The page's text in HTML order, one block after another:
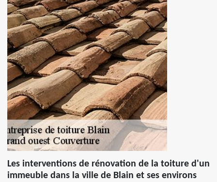
Les interventions de rénovation de la toiture d'un
immeuble dans la ville de Blain et ses environs